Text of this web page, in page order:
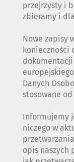
przejrzysty i
zbieramy i
Nowe zapisy
konieczności
dokumentacji
Danych
stosowane od
Informujemy
niczego w
opis naszych